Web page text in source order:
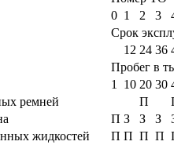
0 1 2 3
Срок
12 24 36
Пробег в
1
10 20 30
ремней
П
П З З З
жидкостей
П П П П